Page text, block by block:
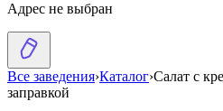
Адрес не выбран
Все заведения›Каталог›Салат с
заправкой